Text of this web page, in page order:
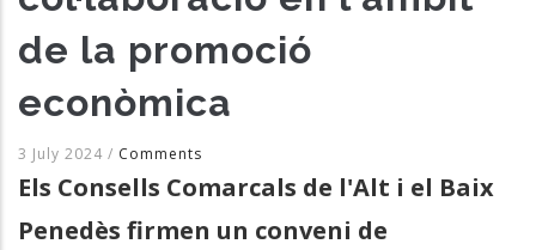
de la promoció
econòmica
3 July 2024 / Comments
Els Consells Comarcals de l'Alt i el Baix
Penedès firmen un conveni de